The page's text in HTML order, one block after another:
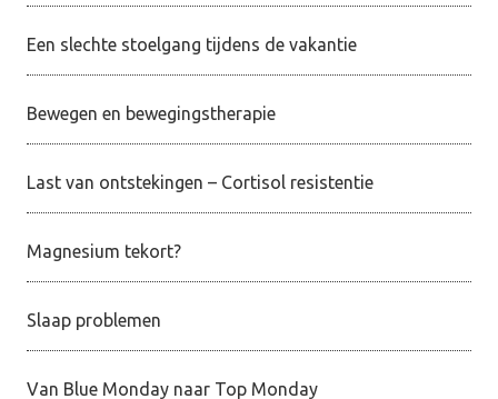
Een slechte stoelgang tijdens de vakantie
Bewegen en bewegingstherapie
Last van ontstekingen – Cortisol resistentie
Magnesium tekort?
Slaap problemen
Van Blue Monday naar Top Monday